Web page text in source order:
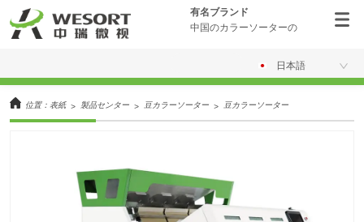
有名ブランド
中国のカラーソーターの
日本語
位置： 表紙 > 製品センター > 豆カラーソーター > 豆カラーソーター